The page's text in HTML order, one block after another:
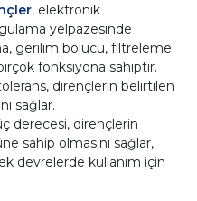
, elektronik
yelpazesinde
gerilim bölücü, filtreleme
fonksiyona sahiptir.
dirençlerin belirtilen
sağlar.
derecesi, dirençlerin
sahip olmasını sağlar,
devrelerde kullanım için